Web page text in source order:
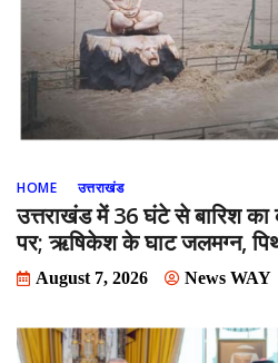
HOME उत्तराखंड
उत्तराखंड में 36 घंटे से बारिश का
पर; ऋषिकेश के घाट जलमग्न,
August 7, 2026 News WAY